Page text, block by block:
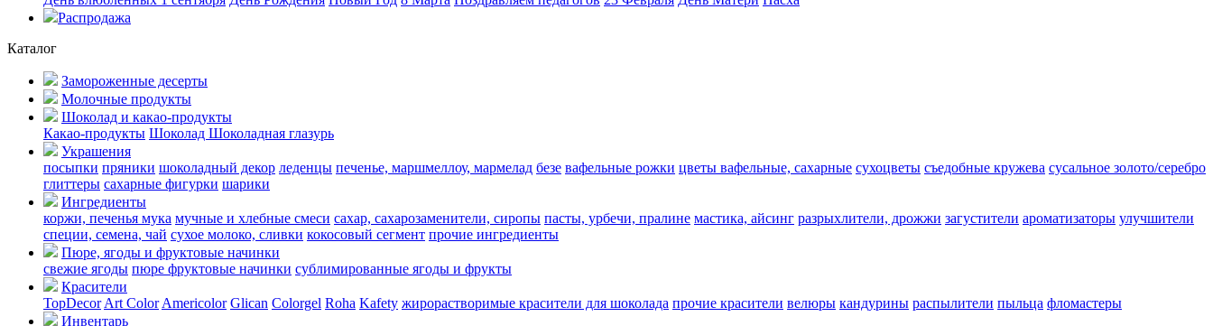
Распродажа
Каталог
Замороженные десерты
Молочные продукты
Шоколад и какао-продукты
Какао-продукты Шоколад Шоколадная глазурь
Украшения
посыпки пряники шоколадный декор леденцы печенье, маршмеллоу, мармелад безе вафельные рожки цветы вафельные, сахарные сухоцветы съедобные кружева сусальное золото/серебро
глиттеры сахарные фигурки шарики
Ингредиенты
коржи, печенья мука мучные и хлебные смеси сахар, сахарозаменители, сиропы пасты, урбечи, пралине мастика, айсинг разрыхлители, дрожжи загустители ароматизаторы улучшители
специи, семена, чай сухое молоко, сливки кокосовый сегмент прочие ингредиенты
Пюре, ягоды и фруктовые начинки
свежие ягоды пюре фруктовые начинки сублимированные ягоды и фрукты
Красители
TopDecor Art Color Americolor Glican Colorgel Roha Kafety жирорастворимые красители для шоколада прочие красители велюры кандурины распылители пыльца фломастеры
Инвентарь